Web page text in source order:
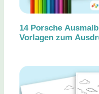
14 Porsche
Vorlagen zum